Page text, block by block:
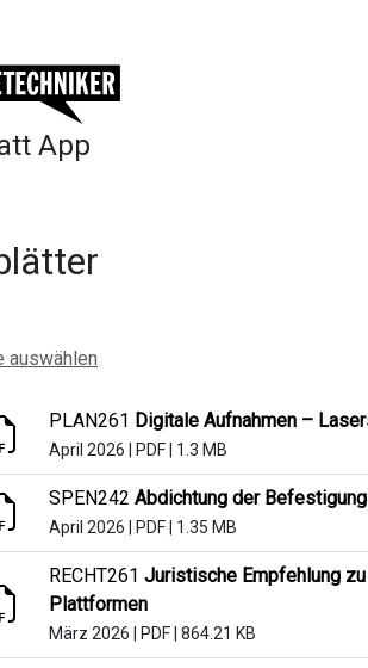
App
auswählen
PLAN261 Digitale Aufnahmen –
April 2026 PDF 1.3 MB
SPEN242 Abdichtung der
April 2026 PDF 1.35 MB
RECHT261 Juristische Empfehlung
Plattformen
März 2026 PDF 864.21 KB